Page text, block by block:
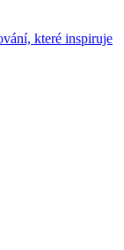
které inspiruje